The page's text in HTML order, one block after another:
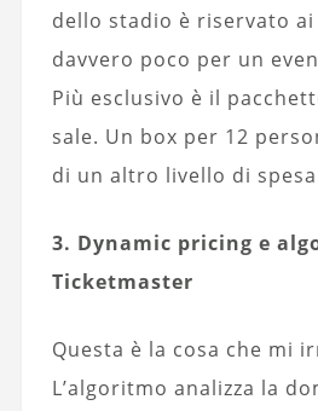
dello stadio è riservato ai
davvero poco per un
Più esclusivo è il
sale. Un box per 12
di un altro livello di
3. Dynamic pricing e
Ticketmaster
Questa è la cosa che mi
L’algoritmo analizza la